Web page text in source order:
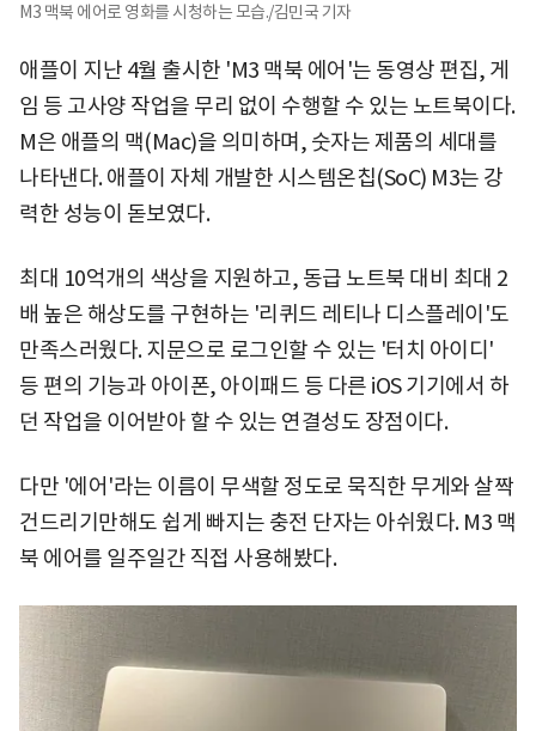
M3 맥북 에어로 영화를 시청하는 모습./김민국 기자
애플이 지난 4월 출시한 'M3 맥북 에어'는 동영상 편집, 게
임 등 고사양 작업을 무리 없이 수행할 수 있는 노트북이다.
M은 애플의 맥(Mac)을 의미하며, 숫자는 제품의 세대를
나타낸다. 애플이 자체 개발한 시스템온칩(SoC) M3는 강
력한 성능이 돋보였다.
최대 10억개의 색상을 지원하고, 동급 노트북 대비 최대 2
배 높은 해상도를 구현하는 '리퀴드 레티나 디스플레이'도
만족스러웠다. 지문으로 로그인할 수 있는 '터치 아이디'
등 편의 기능과 아이폰, 아이패드 등 다른 iOS 기기에서 하
던 작업을 이어받아 할 수 있는 연결성도 장점이다.
다만 '에어'라는 이름이 무색할 정도로 묵직한 무게와 살짝
건드리기만해도 쉽게 빠지는 충전 단자는 아쉬웠다. M3 맥
북 에어를 일주일간 직접 사용해봤다.